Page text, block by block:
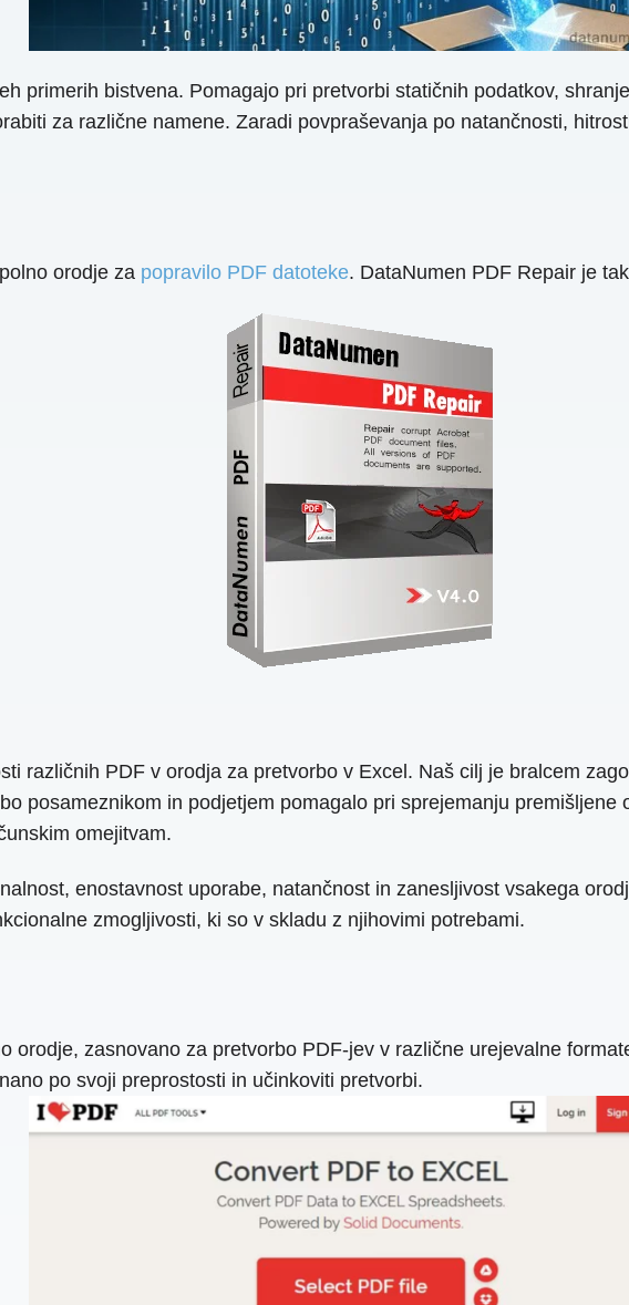
primerih bistvena. Pomagajo pri pretvorbi statičnih podatkov,
za različne namene. Zaradi povpraševanja po natančnosti,
orodje za popravilo PDF datoteke. DataNumen PDF Repair je
različnih PDF v orodja za pretvorbo v Excel. Naš cilj je bralcem
posameznikom in podjetjem pomagalo pri sprejemanju
omejitvam.
enostavnost uporabe, natančnost in zanesljivost vsakega
zmogljivosti, ki so v skladu z njihovimi potrebami.
orodje, zasnovano za pretvorbo PDF-jev v različne urejevalne
po svoji preprostosti in učinkoviti pretvorbi.